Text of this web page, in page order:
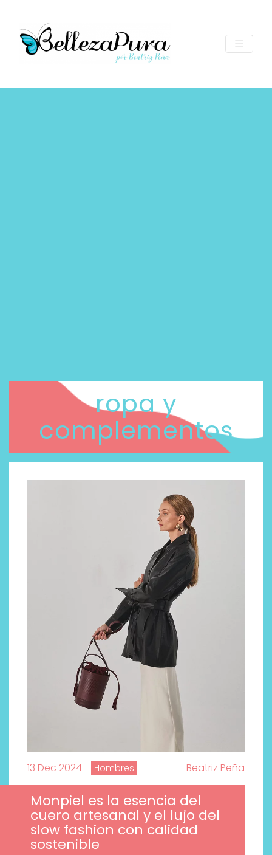
ropa y
complementos
13 Dec 2024 Hombres Beatriz Peña
Monpiel es la esencia del
cuero artesanal y el lujo del
slow fashion con calidad
sostenible